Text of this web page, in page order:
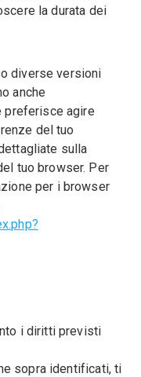
la durata dei
diverse versioni
anche
preferisce agire
del tuo
sulla
tuo browser. Per
per i browser
i diritti previsti
sopra identificati, ti